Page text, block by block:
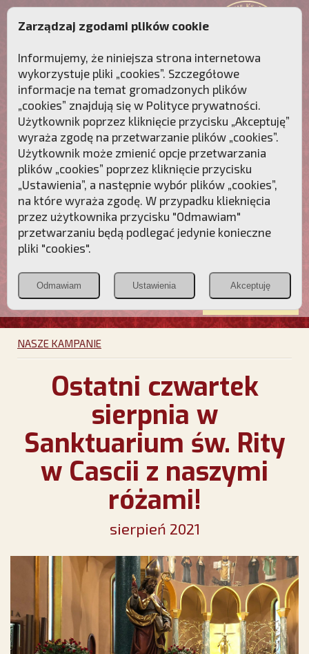
Przebudźmy sumienia Polaków!
Polonia
Christiana
PCh24.pl
Przymierze
POZNAJ APOSTOLAT FATIMY WESPRZYJ
NAS
NASZE KAMPANIE
Ostatni czwartek
sierpnia w
Sanktuarium św. Rity
w Cascii z naszymi
różami!
sierpień 2021
Zarządzaj zgodami plików cookie
Informujemy, że niniejsza strona internetowa
wykorzystuje pliki „cookies”. Szczegółowe
informacje na temat gromadzonych plików
„cookies” znajdują się w Polityce prywatności.
Użytkownik poprzez kliknięcie przycisku „Akceptuję”
wyraża zgodę na przetwarzanie plików „cookies”.
Użytkownik może zmienić opcje przetwarzania
plików „cookies” poprzez kliknięcie przycisku
„Ustawienia”, a następnie wybór plików „cookies”,
na które wyraża zgodę. W przypadku klieknięcia
przez użytkownika przycisku "Odmawiam"
przetwarzaniu będą podlegać jedynie konieczne
pliki "cookies".
Odmawiam Ustawienia Akceptuję